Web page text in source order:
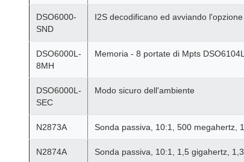
DSO6000-
SND
I2S decodificano ed avviando
DSO6000L-
8MH
Memoria - 8 portate di Mpts
DSO6000L-
SEC
Modo sicuro dell'ambiente
N2873A Sonda passiva, 10:1, 500 megahertz,
N2874A Sonda passiva, 10:1, 1,5 gigahertz, 1,3